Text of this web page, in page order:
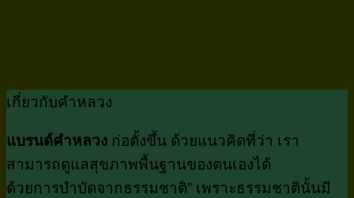
เกี่ยวกับคำหลวง
แบรนด์คำหลวง ก่อตั้งขึ้น ด้วยแนวคิดที่ว่า เรา
สามารถดูแลสุขภาพพื้นฐานของตนเองได้
ด้วยการบำบัดจากธรรมชาติ” เพราะธรรมชาตินั้นมี